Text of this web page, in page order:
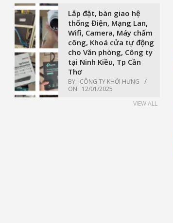
Lắp đặt, bàn giao hệ
thống Điện, Mạng Lan,
Wifi, Camera, Máy chấm
công, Khoá cửa tự động
cho Văn phòng, Công ty
tại Ninh Kiều, Tp Cần
Thơ
BY: CÔNG TY KHỞI HƯNG
ON: 12/01/2025
VIEW ALL